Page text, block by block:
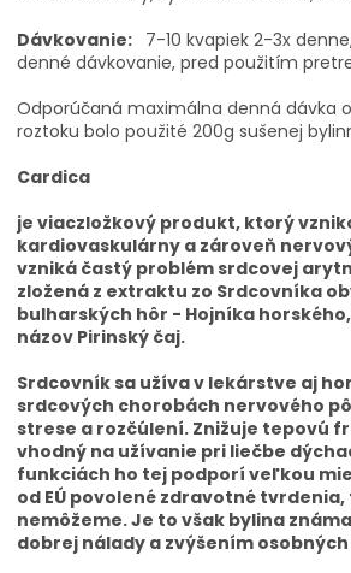
Dávkovanie: 7-10 kvapiek 2-3x
denné dávkovanie, pred použitím
Odporúčaná maximálna denná dávka
roztoku bolo použité 200g sušenej
Cardica
je viaczložkový produkt, ktorý
kardiovaskulárny a zároveň
vzniká častý problém srdcovej
zložená z extraktu zo Srdcovníka
bulharských hôr - Hojníka
názov Pirinský čaj.
Srdcovník sa užíva v lekárstve aj
srdcových chorobách nervového
strese a rozčúlení. Znižuje tepovú
vhodný na užívanie pri liečbe
funkciách ho tej podporí veľkou
od EÚ povolené zdravotné
nemôžeme.Je to však bylina
dobrej nálady a zvýšením